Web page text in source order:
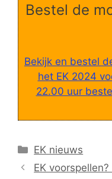
Bestel de
Bekijk en bestel
het EK 2024
22.00 uur
Categorieën
EK nieuws
EK